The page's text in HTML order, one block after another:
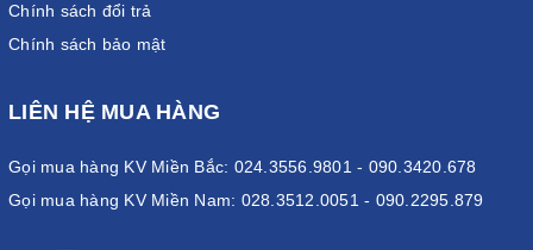
Chính sách đổi trả
Chính sách bảo mật
LIÊN HỆ MUA HÀNG
Gọi mua hàng KV Miền Bắc: 024.3556.9801 - 090.3420.678
Gọi mua hàng KV Miền Nam: 028.3512.0051 - 090.2295.879